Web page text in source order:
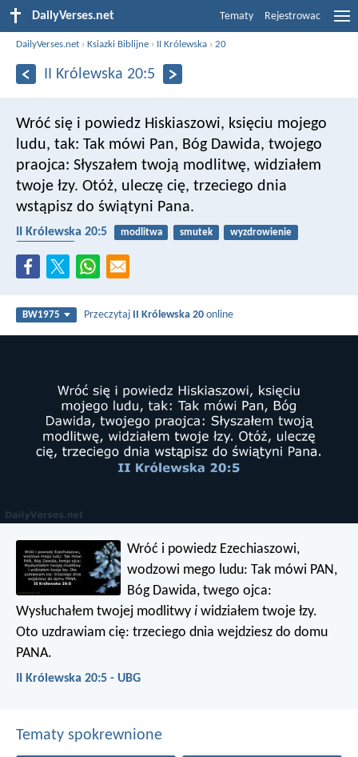
DailyVerses.net Tematy Rejestrowac
DailyVerses.net ›Ksiazki Biblijne › II Królewska ›20
II Królewska 20:5
Wróć się i powiedz Hiskiaszowi, księciu mojego
ludu, tak: Tak mówi Pan, Bóg Dawida, twojego
praojca: Słyszałem twoją modlitwę, widziałem
twoje łzy. Otóż, uleczę cię, trzeciego dnia
wstąpisz do świątyni Pana.
II Królewska 20:5 modlitwa smutek
wyzdrowienie
BW1975 Przeczytaj II Królewska 20 online
Wróć i powiedz Ezechiaszowi,
wodzowi mego ludu: Tak mówi PAN,
Bóg Dawida, twego ojca:
Wysłuchałem twojej modlitwy i widziałem twoje łzy.
Oto uzdrawiam cię: trzeciego dnia wejdziesz do domu
PANA.
II Królewska 20:5 - UBG
Tematy spokrewnione